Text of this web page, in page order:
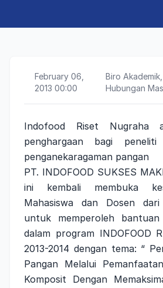
February 06,
2013 00:00
Biro
Hubungan
Indofood Riset Nugraha
penghargaan bagi
penganekaragaman pangan
PT. INDOFOOD SUKSES
ini kembali membuka
Mahasiswa dan Dosen
untuk memperoleh
dalam program INDOFOOD
2013-2014 dengan tema: “
Pangan Melalui
Komposit Dengan